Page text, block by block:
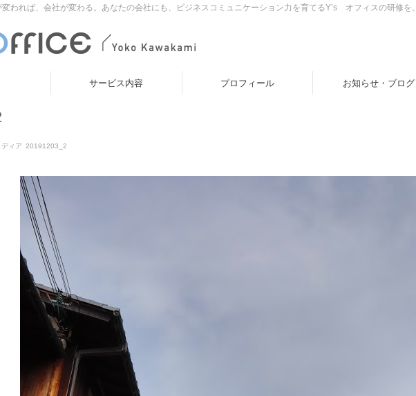
われば、会社が変わる。あなたの会社にも、ビジネスコミュニケーション力を育てるY’s オフィスの研修を。
サービス内容 プロフィール お知らせ・ブログ
ディア 20191203_2